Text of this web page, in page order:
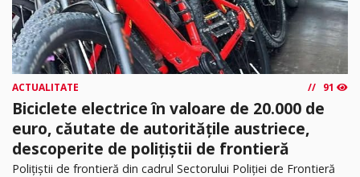
ACTUALITATE 91
Biciclete electrice în valoare de 20.000 de
euro, căutate de autoritățile austriece,
descoperite de polițiștii de frontieră
Poliţiştii de frontieră din cadrul Sectorului Poliției de Frontieră